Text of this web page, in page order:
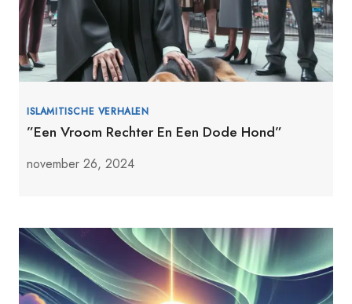
ISLAMITISCHE VERHALEN
”Een Vroom Rechter En Een Dode Hond”
november 26, 2024